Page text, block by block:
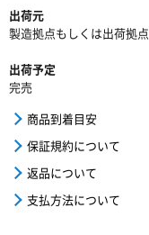
出荷元
製造拠点もしくは出荷拠点
出荷予定
完売
商品到着目安
保証規約について
返品について
支払方法について